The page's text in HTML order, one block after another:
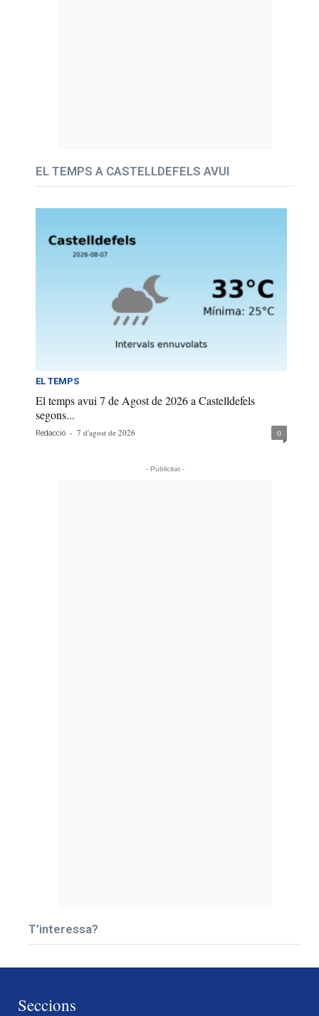
EL TEMPS A CASTELLDEFELS AVUI
EL TEMPS
El temps avui 7 de Agost de 2026 a Castelldefels
segons...
Redacció - 7 d'agost de 2026 0
- Publicitat -
T’interessa?
Seccions